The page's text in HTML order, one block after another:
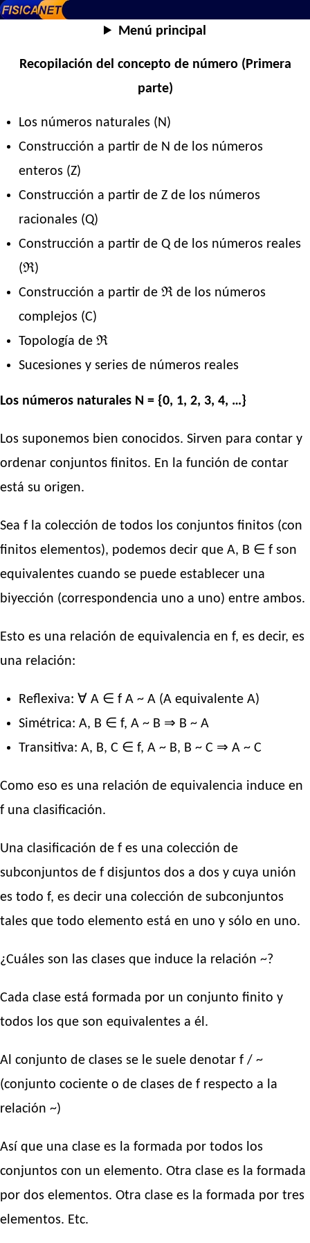
Menú principal
Recopilación del concepto de número (Primera
parte)
Los números naturales (N)
Construcción a partir de N de los números
enteros (Z)
Construcción a partir de Z de los números
racionales (Q)
Construcción a partir de Q de los números reales
(ℜ)
Construcción a partir de ℜ de los números
complejos (C)
Topología de ℜ
Sucesiones y series de números reales
Los números naturales N = {0, 1, 2, 3, 4, …}
Los suponemos bien conocidos. Sirven para contar y
ordenar conjuntos finitos. En la función de contar
está su origen.
Sea f la colección de todos los conjuntos finitos (con
finitos elementos), podemos decir que A, B ∈ f son
equivalentes cuando se puede establecer una
biyección (correspondencia uno a uno) entre ambos.
Esto es una relación de equivalencia en f, es decir, es
una relación:
Reflexiva: ∀ A ∈ f A ~ A (A equivalente A)
Simétrica: A, B ∈ f, A ~ B ⇒ B ~ A
Transitiva: A, B, C ∈ f, A ~ B, B ~ C ⇒ A ~ C
Como eso es una relación de equivalencia induce en
f una clasificación.
Una clasificación de f es una colección de
subconjuntos de f disjuntos dos a dos y cuya unión
es todo f, es decir una colección de subconjuntos
tales que todo elemento está en uno y sólo en uno.
¿Cuáles son las clases que induce la relación ~?
Cada clase está formada por un conjunto finito y
todos los que son equivalentes a él.
Al conjunto de clases se le suele denotar f / ~
(conjunto cociente o de clases de f respecto a la
relación ~)
Así que una clase es la formada por todos los
conjuntos con un elemento. Otra clase es la formada
por dos elementos. Otra clase es la formada por tres
elementos. Etc.